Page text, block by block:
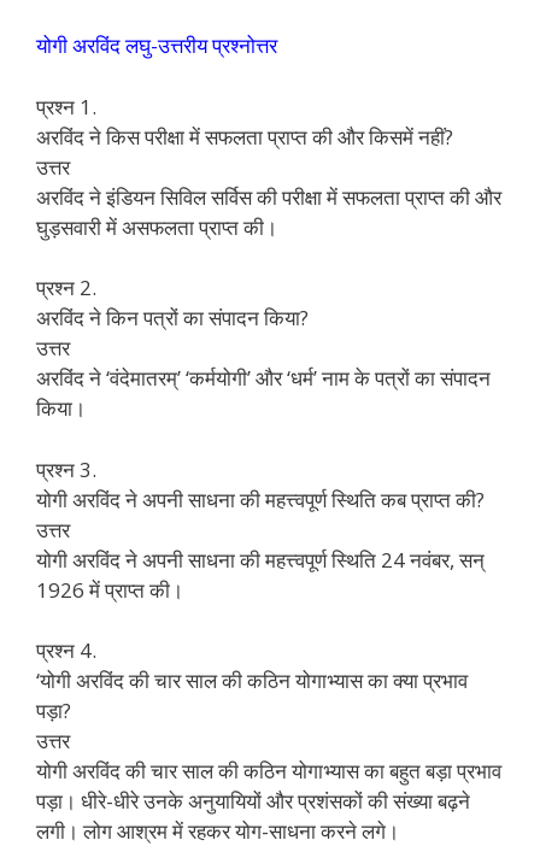
योगी अरविंद लघु-उत्तरीय प्रश्नोत्तर
प्रश्न 1.
अरविंद ने किस परीक्षा में सफलता प्राप्त की और किसमें नहीं?
उत्तर
अरविंद ने इंडियन सिविल सर्विस की परीक्षा में सफलता प्राप्त की और
घुड़सवारी में असफलता प्राप्त की।
प्रश्न 2.
अरविंद ने किन पत्रों का संपादन किया?
उत्तर
अरविंद ने ‘वंदेमातरम्’ ‘कर्मयोगी’ और ‘धर्म’ नाम के पत्रों का संपादन
किया।
प्रश्न 3.
योगी अरविंद ने अपनी साधना की महत्त्वपूर्ण स्थिति कब प्राप्त की?
उत्तर
योगी अरविंद ने अपनी साधना की महत्त्वपूर्ण स्थिति 24 नवंबर, सन्
1926 में प्राप्त की।
प्रश्न 4.
‘योगी अरविंद की चार साल की कठिन योगाभ्यास का क्या प्रभाव
पड़ा?
उत्तर
योगी अरविंद की चार साल की कठिन योगाभ्यास का बहुत बड़ा प्रभाव
पड़ा। धीरे-धीरे उनके अनुयायियों और प्रशंसकों की संख्या बढ़ने
लगी। लोग आश्रम में रहकर योग-साधना करने लगे।